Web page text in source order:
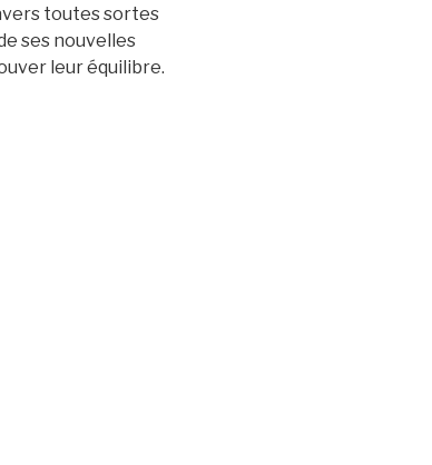
toutes sortes
ses nouvelles
leur équilibre.